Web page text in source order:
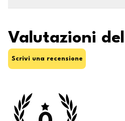
Valutazioni
Scrivi una recensione